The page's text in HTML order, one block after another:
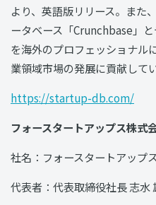
より、英語版リリース。また
ータベース「Crunchbase」
を海外のプロフェッショナル
業領域市場の発展に貢献してい
https://startup-db.com/
フォースタートアップス株式
社名：フォースタートアップ
代表者：代表取締役社長 志水